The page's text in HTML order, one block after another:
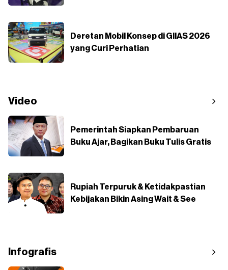
Deretan Mobil Konsep di GIIAS 2026
yang Curi Perhatian
Video
Pemerintah Siapkan Pembaruan
Buku Ajar, Bagikan Buku Tulis Gratis
Rupiah Terpuruk & Ketidakpastian
Kebijakan Bikin Asing Wait & See
Infografis